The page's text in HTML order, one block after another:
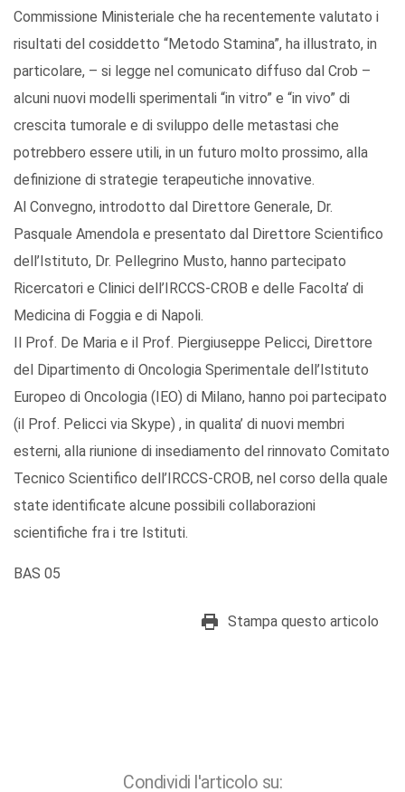
Commissione Ministeriale che ha recentemente valutato i
risultati del cosiddetto “Metodo Stamina”, ha illustrato, in
particolare, – si legge nel comunicato diffuso dal Crob –
alcuni nuovi modelli sperimentali “in vitro” e “in vivo” di
crescita tumorale e di sviluppo delle metastasi che
potrebbero essere utili, in un futuro molto prossimo, alla
definizione di strategie terapeutiche innovative.
Al Convegno, introdotto dal Direttore Generale, Dr.
Pasquale Amendola e presentato dal Direttore Scientifico
dell’Istituto, Dr. Pellegrino Musto, hanno partecipato
Ricercatori e Clinici dell’IRCCS-CROB e delle Facolta’ di
Medicina di Foggia e di Napoli.
Il Prof. De Maria e il Prof. Piergiuseppe Pelicci, Direttore
del Dipartimento di Oncologia Sperimentale dell’Istituto
Europeo di Oncologia (IEO) di Milano, hanno poi partecipato
(il Prof. Pelicci via Skype) , in qualita’ di nuovi membri
esterni, alla riunione di insediamento del rinnovato Comitato
Tecnico Scientifico dell’IRCCS-CROB, nel corso della quale
state identificate alcune possibili collaborazioni
scientifiche fra i tre Istituti.
BAS 05
Stampa questo articolo
Condividi l'articolo su: